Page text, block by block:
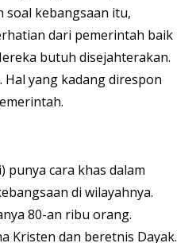
soal kebangsaan itu,
dari pemerintah baik
butuh disejahterakan.
yang kadang direspon
punya cara khas dalam
di wilayahnya.
80-an ribu orang.
Kristen dan beretnis Dayak.